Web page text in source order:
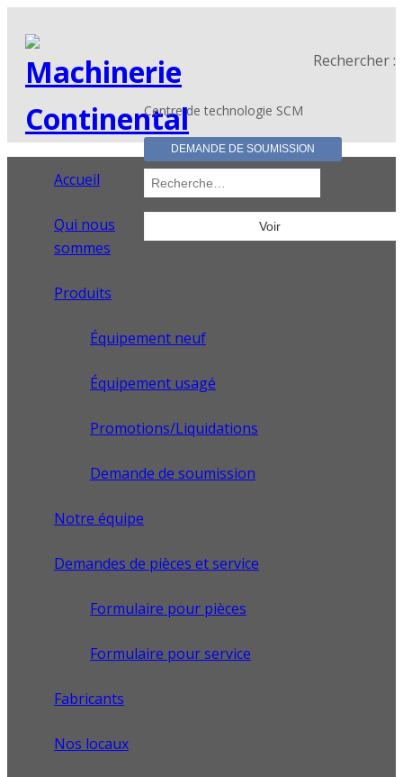
Centre de technologie SCM
DEMANDE DE SOUMISSION
Rechercher :
Accueil
Qui nous
sommes
Produits
Équipement neuf
Équipement usagé
Promotions/Liquidations
Demande de soumission
Notre équipe
Demandes de pièces et service
Formulaire pour pièces
Formulaire pour service
Fabricants
Nos locaux